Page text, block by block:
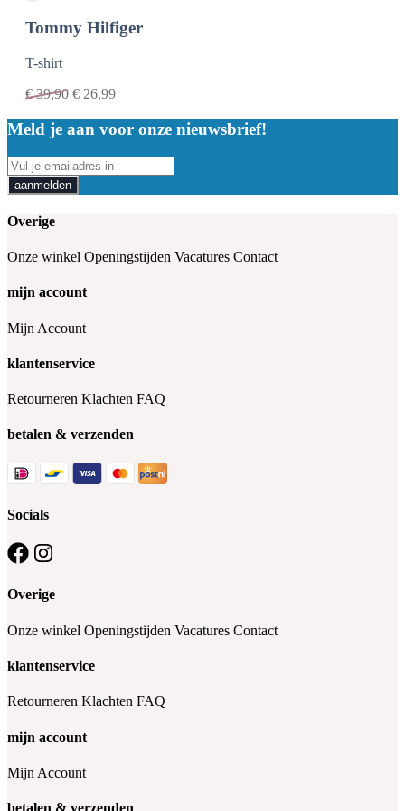
Tommy Hilfiger
T-shirt
€39,90 € 26,99
Meld je aan voor onze nieuwsbrief!
aanmelden
Overige
Onze winkel Openingstijden Vacatures Contact
mijn account
Mijn Account
klantenservice
Retourneren Klachten FAQ
betalen & verzenden
Socials
Overige
Onze winkel Openingstijden Vacatures Contact
klantenservice
Retourneren Klachten FAQ
mijn account
Mijn Account
betalen & verzenden